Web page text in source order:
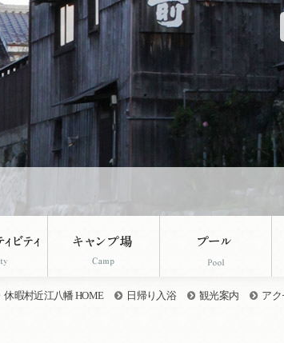
休暇村近江八幡 HOME 日帰り入浴 観光案内 アク